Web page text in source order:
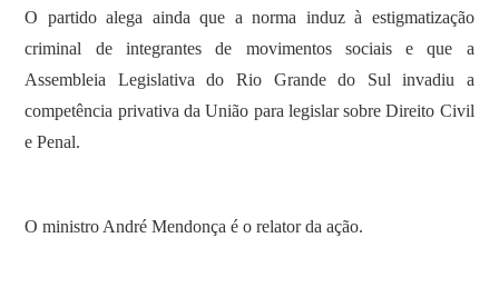
O partido alega ainda que a norma induz à estigmatização
criminal de integrantes de movimentos sociais e que a
Assembleia Legislativa do Rio Grande do Sul invadiu a
competência privativa da União para legislar sobre Direito Civil
e Penal.
O ministro André Mendonça é o relator da ação.